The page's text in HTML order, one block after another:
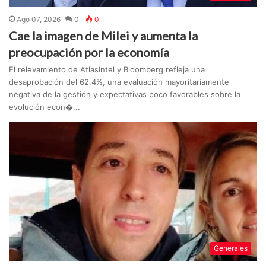
Ago 07, 2026 0 0
Cae la imagen de Milei y aumenta la
preocupación por la economía
El relevamiento de AtlasIntel y Bloomberg refleja una
desaprobación del 62,4%, una evaluación mayoritariamente
negativa de la gestión y expectativas poco favorables sobre la
evolución econ�...
Generales